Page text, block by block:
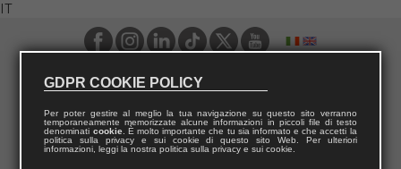
IT
GDPR COOKIE POLICY
Per poter gestire al meglio la tua navigazione su questo sito verranno
temporaneamente memorizzate alcune informazioni in piccoli file di testo
denominati cookie. È molto importante che tu sia informato e che accetti la
politica sulla privacy e sui cookie di questo sito Web. Per ulteriori
informazioni, leggi la nostra politica sulla privacy e sui cookie.